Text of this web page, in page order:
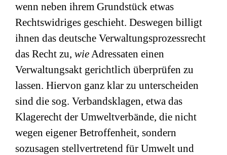
wenn neben ihrem Grundstück etwas
Rechtswidriges geschieht. Deswegen billigt
ihnen das deutsche Verwaltungsprozessrecht
das Recht zu, wieAdressaten einen
Verwaltungsakt gerichtlich überprüfen zu
lassen. Hiervon ganz klar zu unterscheiden
sind die sog. Verbandsklagen, etwa das
Klagerecht der Umweltverbände, die nicht
wegen eigener Betroffenheit, sondern
sozusagen stellvertretend für Umwelt und